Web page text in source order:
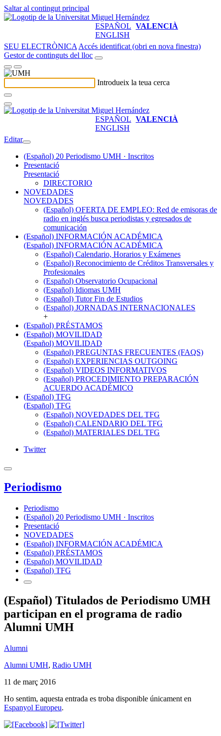
Saltar al contingut principal
ESPAÑOL VALENCIÀ
ENGLISH
SEU ELECTRÒNICA Accés identificat (obri en nova finestra)
Gestor de continguts del lloc
Introdueix la teua cerca
ESPAÑOL VALENCIÀ
ENGLISH
Editar
(Español) 20 Periodismo UMH · Inscritos
Presentació
Presentació
DIRECTORIO
NOVEDADES
NOVEDADES
(Español) OFERTA DE EMPLEO: Red de emisoras de
radio en inglés busca periodistas y egresados de
comunicación
(Español) INFORMACIÓN ACADÉMICA
(Español) INFORMACIÓN ACADÉMICA
(Español) Calendario, Horarios y Exámenes
(Español) Reconocimiento de Créditos Transversales y
Profesionales
(Español) Observatorio Ocupacional
(Español) Idiomas UMH
(Español) Tutor Fin de Estudios
(Español) JORNADAS INTERNACIONALES
+
(Español) PRÉSTAMOS
(Español) MOVILIDAD
(Español) MOVILIDAD
(Español) PREGUNTAS FRECUENTES (FAQS)
(Español) EXPERIENCIAS OUTGOING
(Español) VIDEOS INFORMATIVOS
(Español) PROCEDIMIENTO PREPARACIÓN
ACUERDO ACADÉMICO
(Español) TFG
(Español) TFG
(Español) NOVEDADES DEL TFG
(Español) CALENDARIO DEL TFG
(Español) MATERIALES DEL TFG
Twitter
Periodismo
Periodismo
(Español) 20 Periodismo UMH · Inscritos
Presentació
NOVEDADES
(Español) INFORMACIÓN ACADÉMICA
(Español) PRÉSTAMOS
(Español) MOVILIDAD
(Español) TFG
(Español) Titulados de Periodismo UMH
participan en el programa de radio
Alumni UMH
Alumni
Alumni UMH, Radio UMH
11 de març 2016
Ho sentim, aquesta entrada es troba disponible únicament en
Espanyol Europeu.